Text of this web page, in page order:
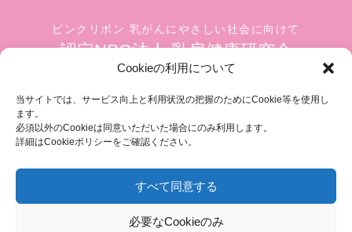
Cookieの利用について
当サイトでは、サービス向上と利用状況の把握のためにCookie等を使用し
ます。
必須以外のCookieは同意いただいた場合にのみ利用します。
詳細はCookieポリシーをご確認ください。
すべて同意する
必要なCookieのみ
ピンクリボン 乳がんにやさしい社会に向けて
認定NPO法人 乳房健康研究会
築地ホワイトビル 1002
FAX.03-3545-6545
info@breastcare.jp
COPYRIGHT (C) 2019 JAPAN SOCIETY OF BREAST HEALTH, ALL RIGHT RESERVED